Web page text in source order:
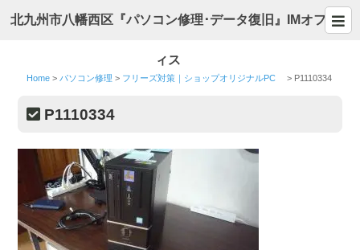
北九州市八幡西区『パソコン修理･データ復旧』IMオフ
ィス
Home > パソコン修理 > フリーズ対策｜ショップオリジナルPC > P1110334
P1110334